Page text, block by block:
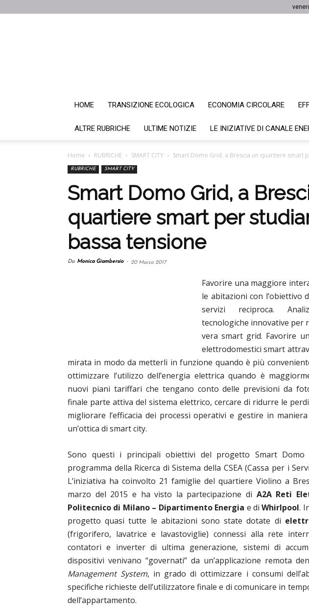
HOME TRANSIZIONE ECOLOGICA ECONOMIA CIRCOLARE
ALTRE RUBRICHE ULTIME NOTIZIE LE INIZIATIVE DI CANALE
Home RUBRICHE SMART CITY Smart Domo Grid, a Brescia un quartiere smart
RUBRICHE SMART CITY
Smart Domo Grid, a
quartiere smart per
bassa tensione
Da Monica Giambersio - 20 Marzo 2017
Favorire una maggiore
le abitazioni con l’obiettivo
servizi reciproca.
tecnologiche innovative per
vera smart grid. Favorire
elettrodomestici smart
mirata in modo da metterli in funzione quando è più
ottimizzare l’utilizzo dell’energia elettrica quando è
nuovi piani tariffari che tengano conto delle previsioni da
finale parte attiva del sistema elettrico, cercare di ridurre le
migliorare l’efficacia dei processi operativi e gestire in
un’ottica di smart city.
Sono questi i principali obiettivi del progetto Smart Domo
programma della Ricerca di Sistema della CSEA (Cassa per i
L’iniziativa ha coinvolto 21 famiglie del quartiere Violino a
marzo del 2015 e ha visto la partecipazione di A2A Reti
Politecnico di Milano – Dipartimento Energia e diWhirlpool.
progetto quasi tutte le abitazioni sono state dotate di
(frigorifero, lavatrice e lavastoviglie) connessi alla rete
contatori e inverter di ultima generazione, sistemi di
dispositivi venivano “governati” da un’applicazione remota
Management System, in grado di ottimizzare i consumi
specifiche richieste dell’utilizzatore finale e di comunicare in
dell’appartamento.